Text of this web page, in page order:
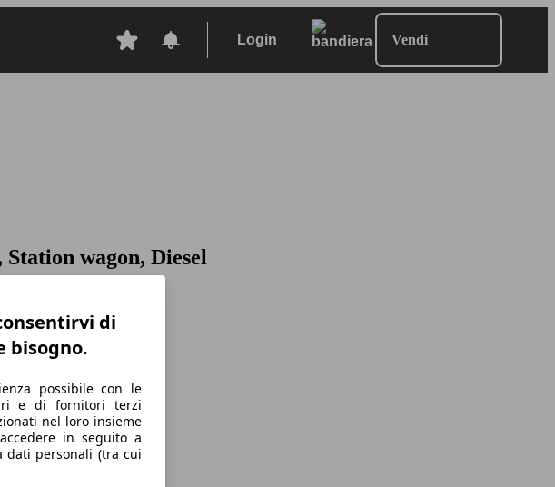
Login Vendi
wagon, Diesel
di
bisogno.
possibile con le
e di fornitori terzi
nel loro insieme
in seguito a
dati personali (tra cui